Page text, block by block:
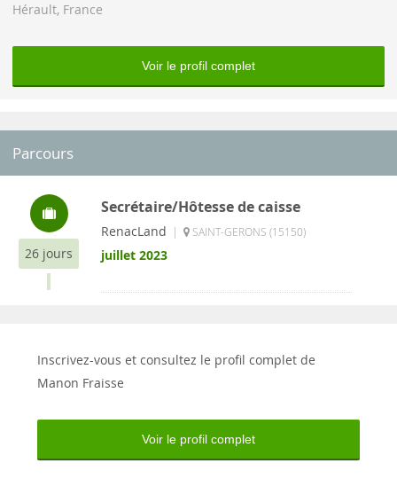
Hérault, France
Voir le profil complet
Parcours
26 jours
Secrétaire/Hôtesse de caisse
RenacLand | SAINT-GERONS (15150)
juillet 2023
Inscrivez-vous et consultez le profil complet de
Manon Fraisse
Voir le profil complet